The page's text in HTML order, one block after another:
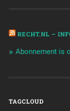
RECHT.NL –
Abonnement is
TAGCLOUD